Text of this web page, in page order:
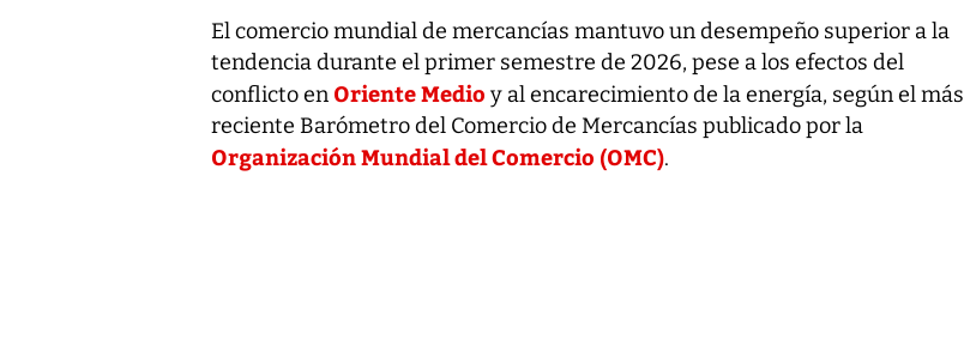
El comercio mundial de mercancías mantuvo un desempeño superior a la
tendencia durante el primer semestre de 2026, pese a los efectos del
conflicto en Oriente Medio y al encarecimiento de la energía, según el más
reciente Barómetro del Comercio de Mercancías publicado por la
Organización Mundial del Comercio (OMC).